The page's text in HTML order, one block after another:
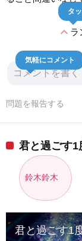
expand_lessラ
タ
気軽にコメント
問題を報告する
君と過ごす1
鈴木鈴木
君と過ごす1